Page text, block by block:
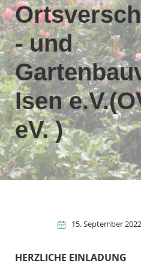
- und
Isen
eV. )
15. September 2022
HERZLICHE